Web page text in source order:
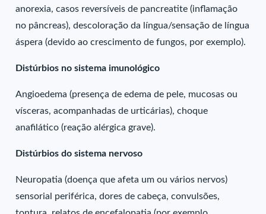
anorexia, casos reversíveis de pancreatite (inflamação
no pâncreas), descoloração da língua/sensação de língua
áspera (devido ao crescimento de fungos, por exemplo).
Distúrbios no sistema imunológico
Angioedema (presença de edema de pele, mucosas ou
vísceras, acompanhadas de urticárias), choque
anafilático (reação alérgica grave).
Distúrbios do sistema nervoso
Neuropatia (doença que afeta um ou vários nervos)
sensorial periférica, dores de cabeça, convulsões,